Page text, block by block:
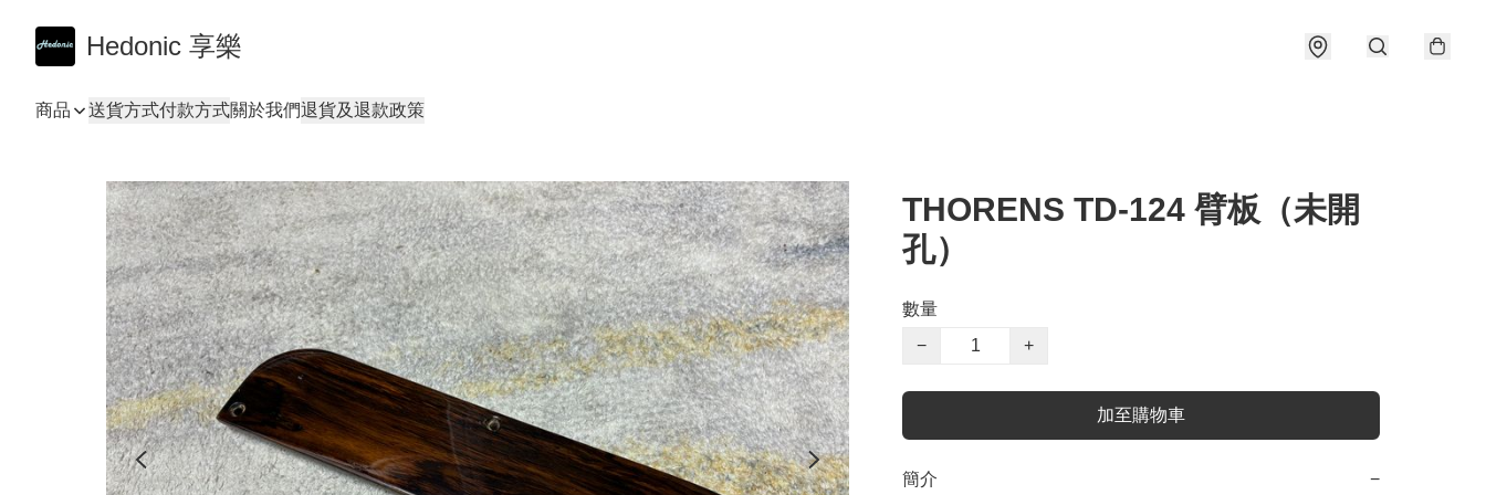
Hedonic 享樂
商品 送貨方式付款方式關於我們退貨及退款政策
THORENS TD-124 臂板（未開
孔）
數量
−
+
加至購物車
簡介 −